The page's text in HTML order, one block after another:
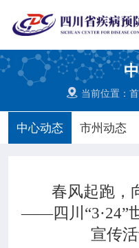
 当前位置：
中心动态 市州动态

网站首页
中心概况
新闻动态春风起跑，
——四川“3·24”
宣传